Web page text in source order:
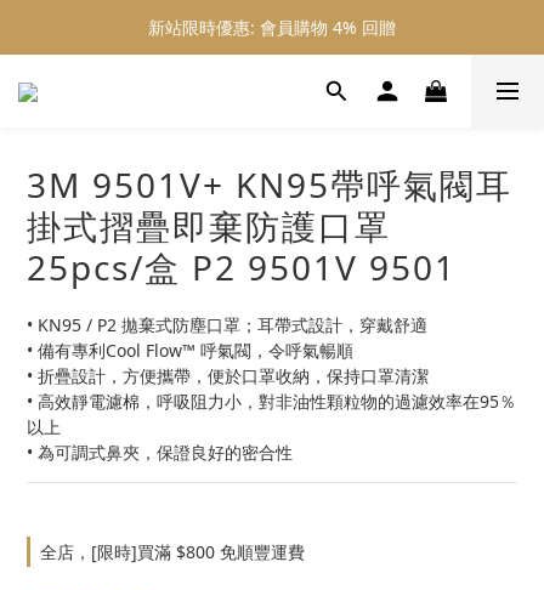
新站限時優惠: 會員購物 4% 回贈
新站限時優惠: 會員購物 4% 回贈
新站限時優惠: 滿 $800 順豐免運費
3M 9501V+ KN95帶呼氣閥耳
掛式摺疊即棄防護口罩
25pcs/盒 P2 9501V 9501
• KN95 / P2 拋棄式防塵口罩；耳帶式設計，穿戴舒適
• 備有專利Cool Flow™ 呼氣閥，令呼氣暢順
• 折疊設計，方便攜帶，便於口罩收納，保持口罩清潔
• 高效靜電濾棉，呼吸阻力小，對非油性顆粒物的過濾效率在95％
以上
• 為可調式鼻夾，保證良好的密合性
全店，[限時]買滿 $800 免順豐運費